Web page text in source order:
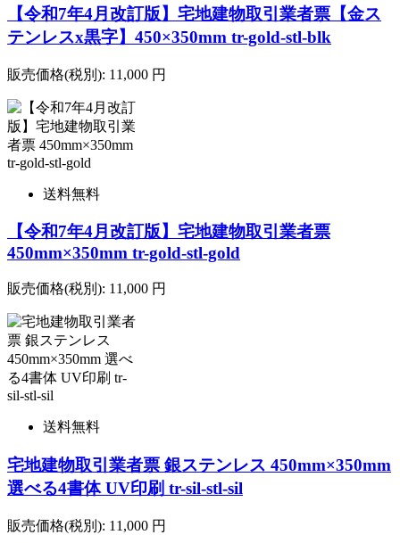
【令和7年4月改訂版】宅地建物取引業者票【金ス
テンレスx黒字】450×350mm tr-gold-stl-blk
販売価格(税別): 11,000 円
送料無料
【令和7年4月改訂版】宅地建物取引業者票
450mm×350mm tr-gold-stl-gold
販売価格(税別): 11,000 円
送料無料
宅地建物取引業者票 銀ステンレス 450mm×350mm
選べる4書体 UV印刷 tr-sil-stl-sil
販売価格(税別): 11,000 円